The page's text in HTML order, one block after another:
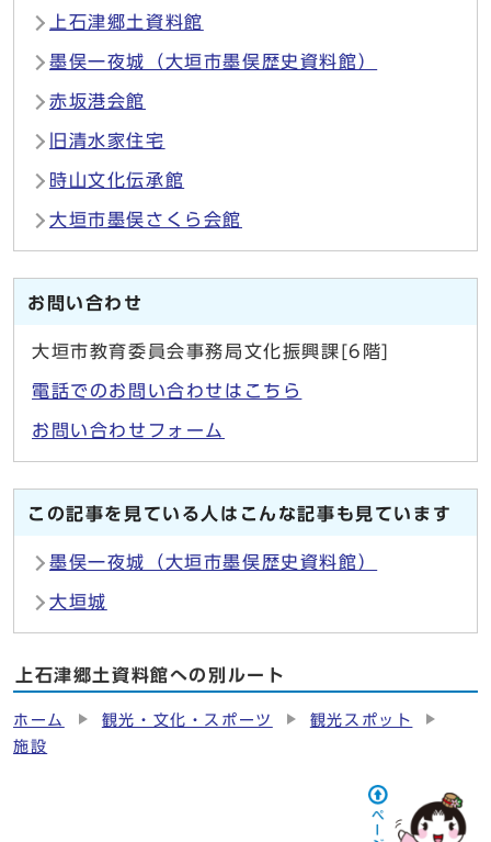
上石津郷土資料館
墨俣一夜城（大垣市墨俣歴史資料館）
赤坂港会館
旧清水家住宅
時山文化伝承館
大垣市墨俣さくら会館
お問い合わせ
大垣市教育委員会事務局文化振興課[6階]
電話でのお問い合わせはこちら
お問い合わせフォーム
この記事を見ている人はこんな記事も見ています
墨俣一夜城（大垣市墨俣歴史資料館）
大垣城
上石津郷土資料館への別ルート
ホーム 観光・文化・スポーツ
観光スポット
施設